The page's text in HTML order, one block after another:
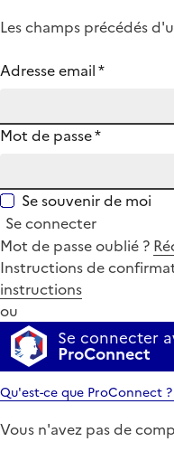
Les champs précédés
Adresse email*
Mot de passe*
Se souvenir de moi
Se connecter
Mot de passe oublié ?
Instructions de
instructions
ou
Se connecter
ProConnect
Qu'est-ce que ProConnect ?
Vous n'avez pas de